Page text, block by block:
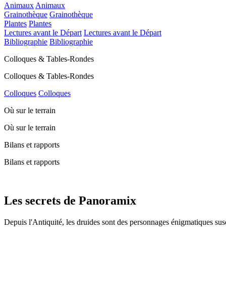
Animaux Animaux
Grainothèque Grainothèque
Plantes Plantes
Lectures avant le Départ Lectures avant le Départ
Bibliographie Bibliographie
Colloques & Tables-Rondes
Colloques & Tables-Rondes
Colloques Colloques
Où sur le terrain
Où sur le terrain
Bilans et rapports
Bilans et rapports
Les secrets de Panoramix
Depuis l'Antiquité, les druides sont des personnages énigmatiques